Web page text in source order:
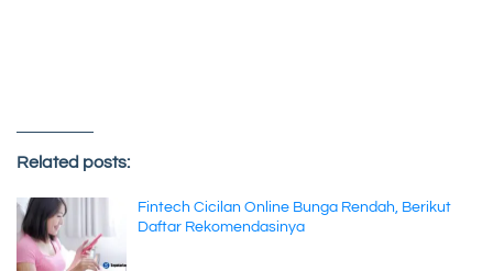
Related posts:
Fintech Cicilan Online Bunga Rendah, Berikut
Daftar Rekomendasinya